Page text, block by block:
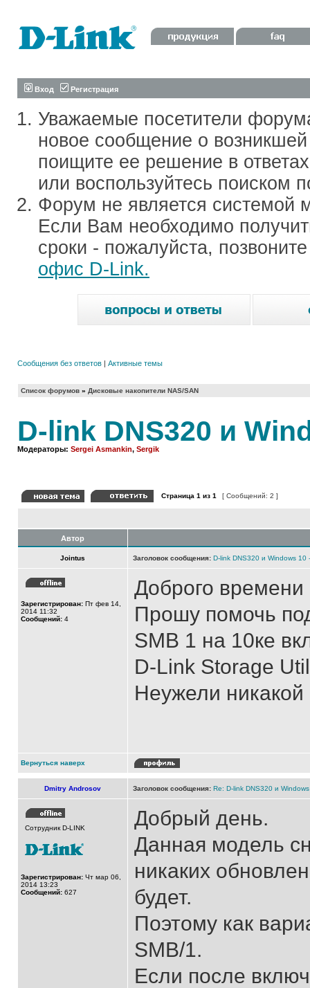
Вход Регистрация
Уважаемые посетители
новое сообщение о
поищите ее решение в
или воспользуйтесь поиском
Форум не является системой
Если Вам необходимо
сроки - пожалуйста,
офис D-Link.
Сообщения без ответов | Активные темы
Список форумов » Дисковые накопители NAS/SAN
D-link DNS320 и
Модераторы: Sergei Asmankin, Sergik
Страница 1 из 1 [ Сообщений: 2 ]
Автор
Jointus Заголовок сообщения: D-link DNS320 и Windows 10
Зарегистрирован: Пт фев 14,
2014 11:32
Сообщений: 4
Доброго времени
Прошу помочь
SMB 1 на 10ке
D-Link Storage
Неужели
Вернуться наверх
Dmitry Androsov Заголовок сообщения: Re: D-link DNS320 и
Сотрудник D-LINK
Зарегистрирован: Чт мар 06,
2014 13:23
Сообщений: 627
Добрый день.
Данная модель
никаких
будет.
Поэтому как
SMB/1.
Если после